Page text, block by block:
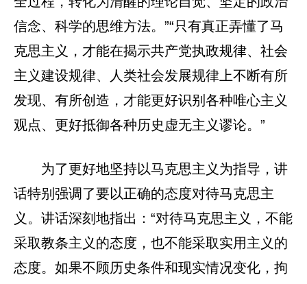
信念、科学的思维方法。”“只有真正弄懂了马
克思主义，才能在揭示共产党执政规律、社会
主义建设规律、人类社会发展规律上不断有所
发现、有所创造，才能更好识别各种唯心主义
观点、更好抵御各种历史虚无主义谬论。”
为了更好地坚持以马克思主义为指导，讲
话特别强调了要以正确的态度对待马克思主
义。讲话深刻地指出：“对待马克思主义，不能
采取教条主义的态度，也不能采取实用主义的
态度。如果不顾历史条件和现实情况变化，拘